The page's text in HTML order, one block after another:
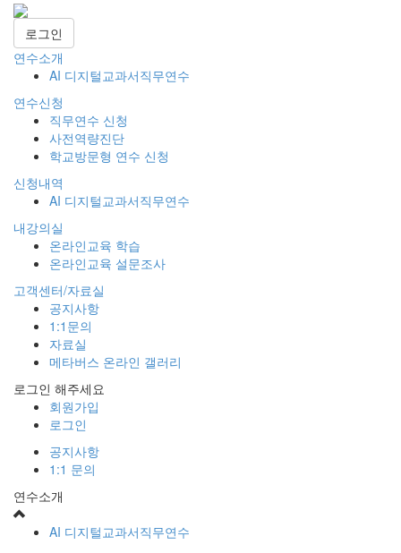
로그인
연수소개
AI 디지털교과서직무연수
연수신청
직무연수 신청
사전역량진단
학교방문형 연수 신청
신청내역
AI 디지털교과서직무연수
내강의실
온라인교육 학습
온라인교육 설문조사
고객센터/자료실
공지사항
1:1문의
자료실
메타버스 온라인 갤러리
로그인 해주세요
회원가입
로그인
공지사항
1:1 문의
연수소개
AI 디지털교과서직무연수